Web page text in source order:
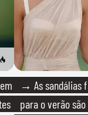
→ As sandálias
para o verão